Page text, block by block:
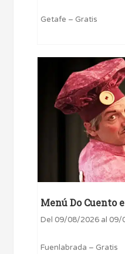
Getafe – Gratis
Menú Do Cuento
Del 09/08/2026 al 09/
Fuenlabrada – Gratis